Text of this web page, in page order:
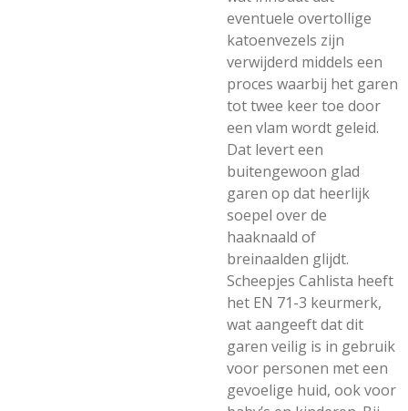
eventuele overtollige
katoenvezels zijn
verwijderd middels een
proces waarbij het garen
tot twee keer toe door
een vlam wordt geleid.
Dat levert een
buitengewoon glad
garen op dat heerlijk
soepel over de
haaknaald of
breinaalden glijdt.
Scheepjes Cahlista heeft
het EN 71-3 keurmerk,
wat aangeeft dat dit
garen veilig is in gebruik
voor personen met een
gevoelige huid, ook voor